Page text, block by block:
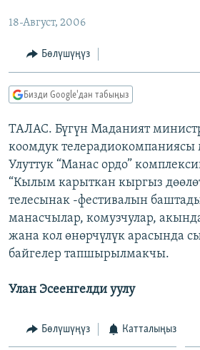
БҮГҮН АЗАТТЫКТА
ЭКСПЕРТТЕР ТАЛДАЙТ
БИЗ ЖАНА ДҮЙНӨ
ЭЖЕ-СИҢДИЛЕР
АЗАТТЫК+
ЫҢГАЙСЫЗ СУРООЛОР
ПОДКАСТ
ӨЗГӨЧӨ ПИКИР
Русский
ОНЛАЙН ШЕРИНЕ
ЭЕ/АРнун бардык сайттары
18-Август, 2006
Бөлүшүңүз
Бизди Google'дан табыңыз
ТАЛАС. Бүгүн Маданият
коомдук телерадиокомпаниясы
Улуттук “Манас ордо”
“Кылым карыткан кыргыз
телесынак -фестивалын
манасчылар, комузчулар,
жана кол өнөрчүлүк арасында
байгелер тапшырылмакчы.
Улан Эсеенгелди уулу
Бөлүшүңүз Катталыңыз